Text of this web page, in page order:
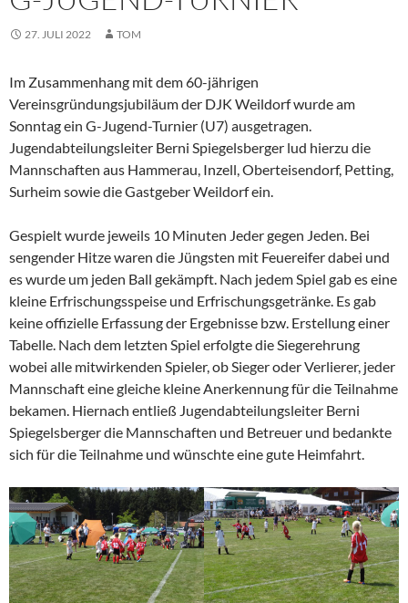
27. JULI 2022 TOM
Im Zusammenhang mit dem 60-jährigen
Vereinsgründungsjubiläum der DJK Weildorf wurde am
Sonntag ein G-Jugend-Turnier (U7) ausgetragen.
Jugendabteilungsleiter Berni Spiegelsberger lud hierzu die
Mannschaften aus Hammerau, Inzell, Oberteisendorf, Petting,
Surheim sowie die Gastgeber Weildorf ein.
Gespielt wurde jeweils 10 Minuten Jeder gegen Jeden. Bei
sengender Hitze waren die Jüngsten mit Feuereifer dabei und
es wurde um jeden Ball gekämpft. Nach jedem Spiel gab es eine
kleine Erfrischungsspeise und Erfrischungsgetränke. Es gab
keine offizielle Erfassung der Ergebnisse bzw. Erstellung einer
Tabelle. Nach dem letzten Spiel erfolgte die Siegerehrung
wobei alle mitwirkenden Spieler, ob Sieger oder Verlierer, jeder
Mannschaft eine gleiche kleine Anerkennung für die Teilnahme
bekamen. Hiernach entließ Jugendabteilungsleiter Berni
Spiegelsberger die Mannschaften und Betreuer und bedankte
sich für die Teilnahme und wünschte eine gute Heimfahrt.